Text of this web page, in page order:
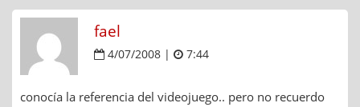
fael
4/07/2008 | 7:44
conocía la referencia del videojuego.. pero no recuerdo